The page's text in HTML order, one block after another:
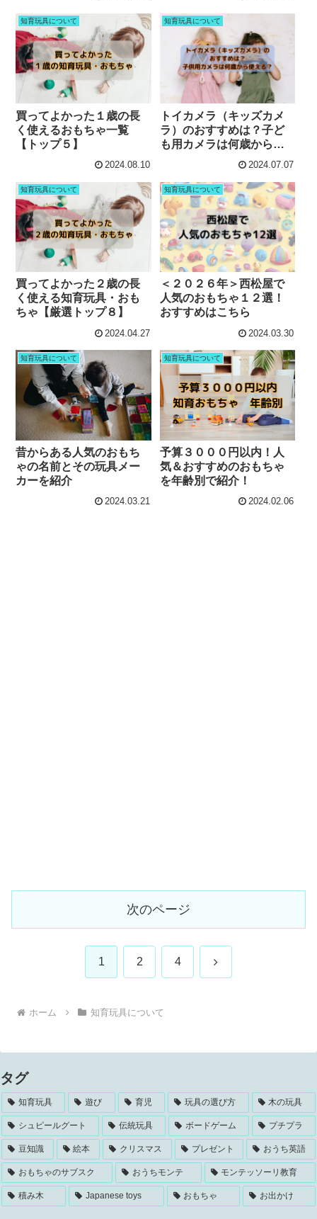
知育玩具について
買ってよかった１歳の長
く使えるおもちゃ一覧
【トップ５】
2024.08.10
知育玩具について
トイカメラ（キッズカメ
ラ）のおすすめは？子ど
も用カメラは何歳から使
2024.07.07
知育玩具について
買ってよかった２歳の長
く使える知育玩具・おも
ちゃ【厳選トップ８】
2024.04.27
知育玩具について
＜２０２６年＞西松屋で
人気のおもちゃ１２選！
おすすめはこちら
2024.03.30
知育玩具について
昔からある人気のおもち
ゃの名前とその玩具メー
カーを紹介
2024.03.21
知育玩具について
予算３０００円以内！人
気＆おすすめのおもちゃ
を年齢別で紹介！
2024.02.06
次のページ
1 2 4 次
ホーム 知育玩具について
タグ
知育玩具 遊び 育児 玩具の選び方 木の玩具
シュピールグート 伝統玩具 ボードゲーム プチプラ
豆知識 絵本 クリスマス プレゼント おうち英語
おもちゃのサブスク おうちモンテ モンテッソーリ教育
積み木 Japanese toys おもちゃ お出かけ